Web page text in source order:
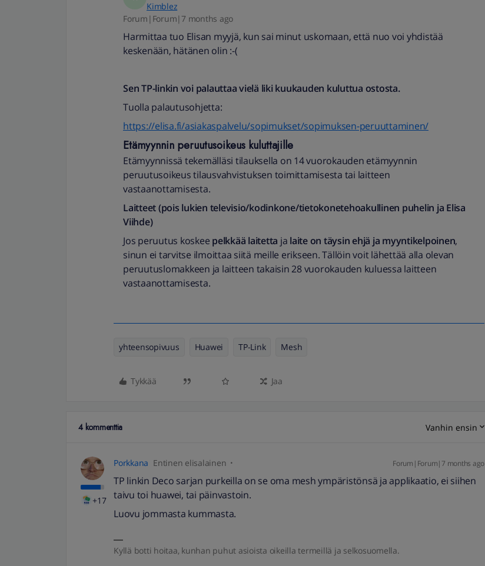
Kimblez
Forum|Forum|7 months ago
Harmittaa tuo Elisan myyjä, kun sai minut uskomaan, että nuo voi yhdistää
keskenään, hätänen olin :-(
Sen TP-linkin voi palauttaa vielä liki kuukauden kuluttua ostosta.
Tuolla palautusohjetta:
https://elisa.fi/asiakaspalvelu/sopimukset/sopimuksen-peruuttaminen/
Etämyynnin peruutusoikeus kuluttajille
Etämyynnissä tekemälläsi tilauksella on 14 vuorokauden etämyynnin
peruutusoikeus tilausvahvistuksen toimittamisesta tai laitteen
vastaanottamisesta.
Laitteet (pois lukien televisio/kodinkone/tietokonetehoakullinen puhelin ja Elisa
Viihde)
Jos peruutus koskee pelkkää laitetta ja laite on täysin ehjä ja myyntikelpoinen,
sinun ei tarvitse ilmoittaa siitä meille erikseen. Tällöin voit lähettää alla olevan
peruutuslomakkeen ja laitteen takaisin 28 vuorokauden kuluessa laitteen
vastaanottamisesta.
yhteensopivuus Huawei TP-Link Mesh
Tykkää Jaa
4 kommenttia Vanhin ensin
+17
Porkkana Entinen elisalainen Forum|Forum|7 months ago
TP linkin Deco sarjan purkeilla on se oma mesh ympäristönsä ja applikaatio, ei siihen
taivu toi huawei, tai päinvastoin.
Luovu jommasta kummasta.
Kyllä botti hoitaa, kunhan puhut asioista oikeilla termeillä ja selkosuomella.